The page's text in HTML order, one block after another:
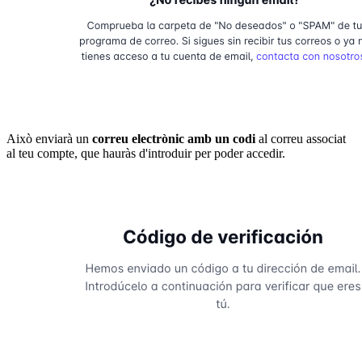
Això enviarà un correu electrònic amb un codi al correu associat
al teu compte, que hauràs d'introduir per poder accedir.